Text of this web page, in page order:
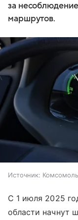
за
маршрутов.
Источник:
С 1 июля 2025
области начнут